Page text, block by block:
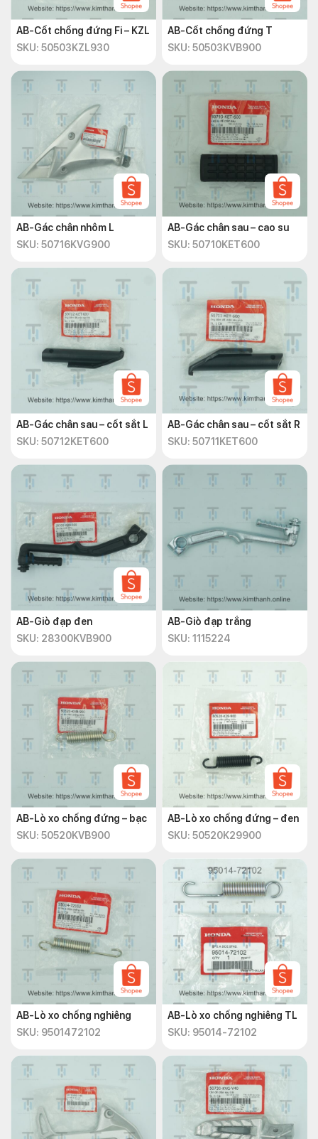
AB-Cốt chống đứng Fi – KZL
SKU: 50503KZL930
AB-Cốt chống đứng T
SKU: 50503KVB900
AB-Gác chân nhôm L
SKU: 50716KVG900
AB-Gác chân sau – cao su
SKU: 50710KET600
AB-Gác chân sau – cốt sắt L
SKU: 50712KET600
AB-Gác chân sau – cốt sắt R
SKU: 50711KET600
AB-Giò đạp đen
SKU: 28300KVB900
AB-Giò đạp trắng
SKU: 1115224
AB-Lò xo chống đứng – bạc
SKU: 50520KVB900
AB-Lò xo chống đứng – đen
SKU: 50520K29900
AB-Lò xo chống nghiêng
SKU: 9501472102
AB-Lò xo chống nghiêng TL
SKU: 95014-72102